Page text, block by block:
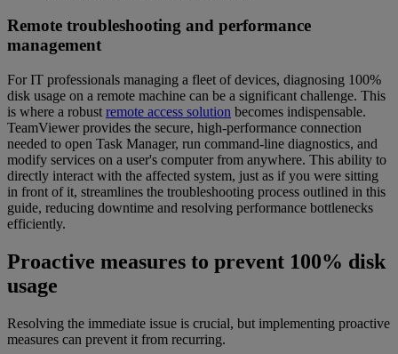
Remote troubleshooting and performance
management
For IT professionals managing a fleet of devices, diagnosing 100%
disk usage on a remote machine can be a significant challenge. This
is where a robust remote access solution becomes indispensable.
TeamViewer provides the secure, high-performance connection
needed to open Task Manager, run command-line diagnostics, and
modify services on a user's computer from anywhere. This ability to
directly interact with the affected system, just as if you were sitting
in front of it, streamlines the troubleshooting process outlined in this
guide, reducing downtime and resolving performance bottlenecks
efficiently.
Proactive measures to prevent 100% disk
usage
Resolving the immediate issue is crucial, but implementing proactive
measures can prevent it from recurring.